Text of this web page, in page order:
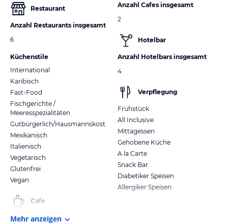
Restaurant
Anzahl Restaurants insgesamt
6
Küchenstile
International
Karibisch
Fast-Food
Fischgerichte /
Meeresspezialitäten
Gutbürgerlich/Hausmannskost
Mexikanisch
Italienisch
Vegetarisch
Glutenfrei
Vegan
Cafe
Anzahl Cafes insgesamt
2
Hotelbar
Anzahl Hotelbars insgesamt
4
Verpflegung
Frühstück
All Inclusive
Mittagessen
Gehobene Küche
A la Carte
Snack Bar
Diabetiker Speisen
Allergiker Speisen
Mehr anzeigen